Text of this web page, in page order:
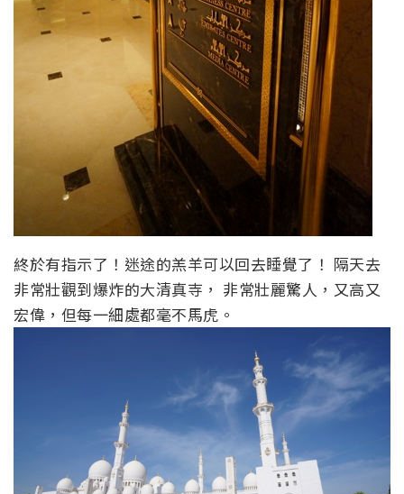
終於有指示了！迷途的羔羊可以回去睡覺了！ 隔天去
非常壯觀到爆炸的大清真寺， 非常壯麗驚人，又高又
宏偉，但每一細處都毫不馬虎。